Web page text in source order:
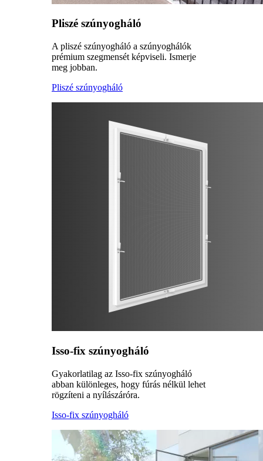
Pliszé szúnyogháló
A pliszé szúnyogháló a szúnyoghálók
prémium szegmensét képviseli. Ismerje
meg jobban.
Pliszé szúnyogháló
Isso-fix szúnyogháló
Gyakorlatilag az Isso-fix szúnyogháló
abban különleges, hogy fúrás nélkül lehet
rögzíteni a nyílászáróra.
Isso-fix szúnyogháló